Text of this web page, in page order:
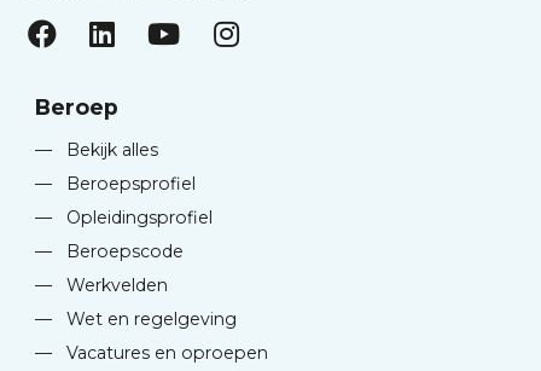
Beroep
—
Bekijk alles
—
Beroepsprofiel
—
Opleidingsprofiel
—
Beroepscode
—
Werkvelden
—
Wet en regelgeving
—
Vacatures en oproepen